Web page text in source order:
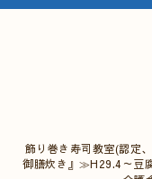
飾り巻き寿司教室(認定
御膳炊き』≫H29.4～豆